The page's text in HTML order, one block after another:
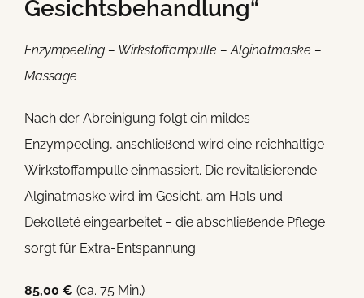
Gesichtsbehandlung“
Enzympeeling – Wirkstoffampulle – Alginatmaske –
Massage
Nach der Abreinigung folgt ein mildes
Enzympeeling, anschließend wird eine reichhaltige
Wirkstoffampulle einmassiert. Die revitalisierende
Alginatmaske wird im Gesicht, am Hals und
Dekolleté eingearbeitet – die abschließende Pflege
sorgt für Extra-Entspannung.
85,00 € (ca. 75 Min.)